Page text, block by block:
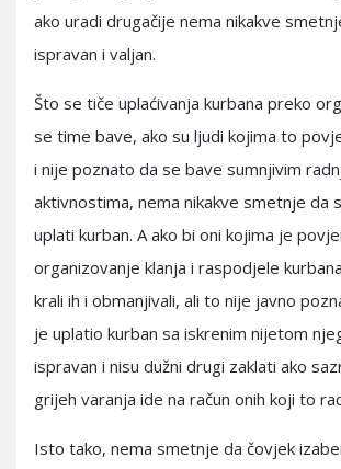
ako uradi drugačije nema nikakve
ispravan i valjan.
Što se tiče uplaćivanja kurbana preko
se time bave, ako su ljudi kojima to
i nije poznato da se bave sumnjivim
aktivnostima, nema nikakve smetnje da
uplati kurban. A ako bi oni kojima je
organizovanje klanja i raspodjele
krali ih i obmanjivali, ali to nije javno
je uplatio kurban sa iskrenim nijetom
ispravan i nisu dužni drugi zaklati ako
grijeh varanja ide na račun onih koji to
Isto tako, nema smetnje da čovjek